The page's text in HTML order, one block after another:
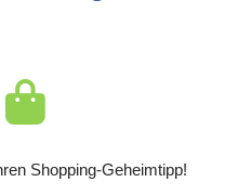
Shopping-Geheimtipp!